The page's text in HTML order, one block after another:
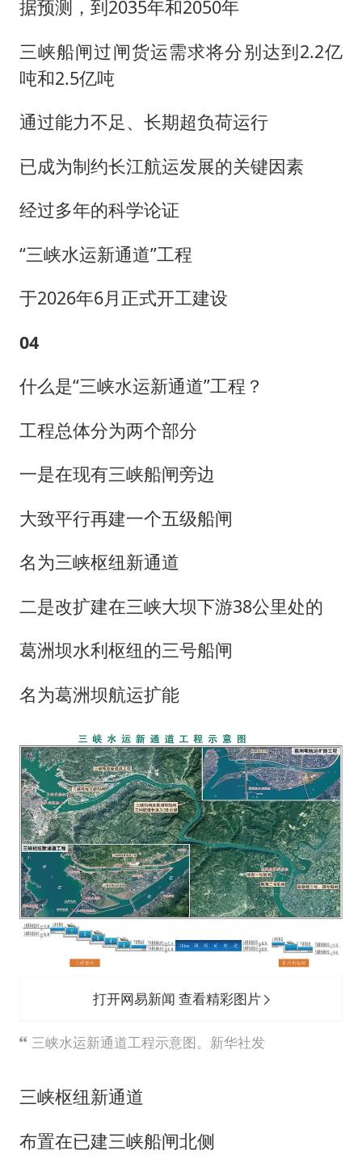
据预测，到2035年和2050年
三峡船闸过闸货运需求将分别达到2.2亿
吨和2.5亿吨
通过能力不足、长期超负荷运行
已成为制约长江航运发展的关键因素
经过多年的科学论证
“三峡水运新通道”工程
于2026年6月正式开工建设
04
什么是“三峡水运新通道”工程？
工程总体分为两个部分
一是在现有三峡船闸旁边
大致平行再建一个五级船闸
名为三峡枢纽新通道
二是改扩建在三峡大坝下游38公里处的
葛洲坝水利枢纽的三号船闸
名为葛洲坝航运扩能
打开网易新闻 查看精彩图片
三峡水运新通道工程示意图。新华社发
三峡枢纽新通道
布置在已建三峡船闸北侧